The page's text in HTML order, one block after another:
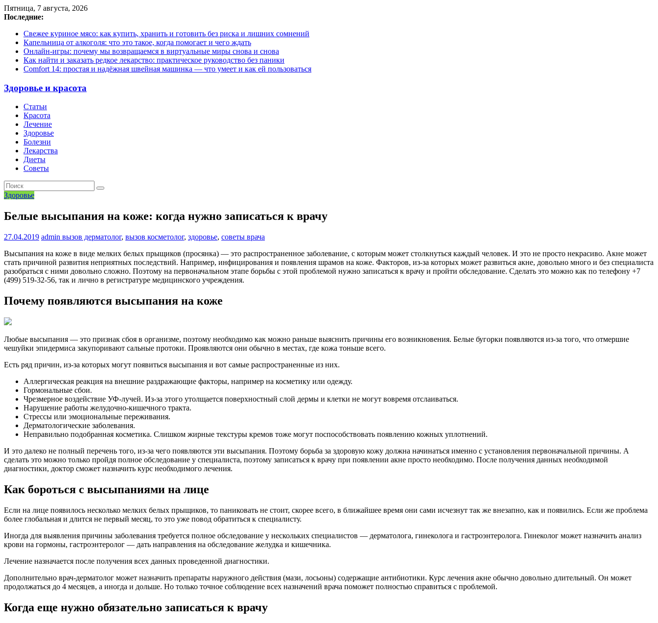
Пятница, 7 августа, 2026
Последние:
Свежее куриное мясо: как купить, хранить и готовить без риска и лишних сомнений
Капельница от алкоголя: что это такое, когда помогает и чего ждать
Онлайн-игры: почему мы возвращаемся в виртуальные миры снова и снова
Как найти и заказать редкое лекарство: практическое руководство без паники
Comfort 14: простая и надёжная швейная машинка — что умеет и как ей пользоваться
Здоровье и красота
Статьи
Красота
Лечение
Здоровье
Болезни
Лекарства
Диеты
Советы
Здоровье
Белые высыпания на коже: когда нужно записаться к врачу
27.04.2019 admin вызов дерматолог, вызов косметолог, здоровье, советы врача
Высыпания на коже в виде мелких белых прыщиков (просянка) — это распространенное заболевание, с которым может столкнуться каждый человек. И это не просто некрасиво. Акне может
стать причиной развития неприятных последствий. Например, инфицирования и появления шрамов на коже. Факторов, из-за которых может развиться акне, довольно много и без специалиста
разобраться с ними довольно сложно. Поэтому на первоначальном этапе борьбы с этой проблемой нужно записаться к врачу ​и пройти обследование. Сделать это можно как по телефону +7
(499) 519-32-56, так и лично в регистратуре медицинского учреждения.
Почему появляются высыпания на коже
Любые высыпания — это признак сбоя в организме, поэтому необходимо как можно раньше выяснить причины его возникновения. Белые бугорки появляются из-за того, что отмершие
чешуйки эпидермиса закупоривают сальные протоки. Проявляются они обычно в местах, где кожа тоньше всего.
Есть ряд причин, из-за которых могут появиться высыпания и вот самые распространенные из них.
Аллергическая реакция на внешние раздражающие факторы, например на косметику или одежду.
Гормональные сбои.
Чрезмерное воздействие УФ-лучей. Из-за этого утолщается поверхностный слой дермы и клетки не могут вовремя отслаиваться.
Нарушение работы желудочно-кишечного тракта.
Стрессы или эмоциональные переживания.
Дерматологические заболевания.
Неправильно подобранная косметика. Слишком жирные текстуры кремов тоже могут поспособствовать появлению кожных уплотнений.
И это далеко не полный перечень того, из-за чего появляются эти высыпания. Поэтому борьба за здоровую кожу должна начинаться именно с установления первоначальной причины. А
сделать это можно только пройдя полное обследование у специалиста, поэтому записаться к врачу​ при появлении акне просто необходимо. После получения данных необходимой
диагностики, доктор сможет назначить курс необходимого лечения.
Как бороться с высыпаниями на лице
Если на лице появилось несколько мелких белых прыщиков, то паниковать не стоит, скорее всего, в ближайшее время они сами исчезнут так же внезапно, как и появились. Если же проблема
более глобальная и длится не первый месяц, то это уже повод обратиться к специалисту.
Иногда для выявления причины заболевания требуется полное обследование у нескольких специалистов — дерматолога, гинеколога и гастроэнтеролога. Гинеколог может назначить анализ
крови на гормоны, гастроэнтеролог — дать направления на обследование желудка и кишечника.
Лечение назначается после получения всех данных проведенной диагностики.
Дополнительно врач-дерматолог может назначить препараты наружного действия (мази, лосьоны) содержащие антибиотики. Курс лечения акне обычно довольно длительный. Он может
продолжаться до 4 месяцев, а иногда и дольше. Но только точное соблюдение всех назначений врача поможет полностью справиться с проблемой.
Когда еще нужно обязательно записаться к врачу